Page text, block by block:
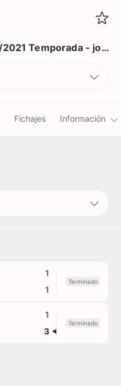
Segunda división 2020/2021 Temporada - jornada 28
Fichajes Información
1
1
Terminado
1
3
Terminado